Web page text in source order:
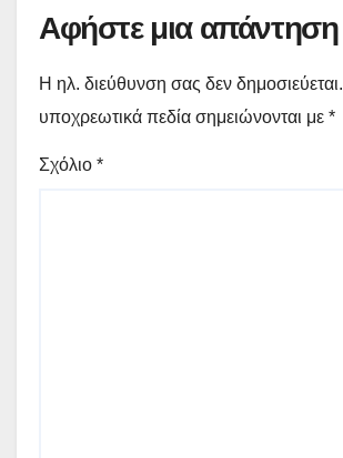
Αφήστε μια απάντηση
Η ηλ. διεύθυνση σας δεν δημοσιεύεται.
υποχρεωτικά πεδία σημειώνονται με *
Σχόλιο *